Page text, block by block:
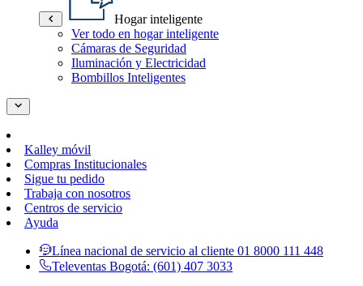
Hogar inteligente
Ver todo en hogar inteligente
Cámaras de Seguridad
Iluminación y Electricidad
Bombillos Inteligentes
Kalley móvil
Compras Institucionales
Sigue tu pedido
Trabaja con nosotros
Centros de servicio
Ayuda
Línea nacional de servicio al cliente 01 8000 111 448
Televentas Bogotá: (601) 407 3033